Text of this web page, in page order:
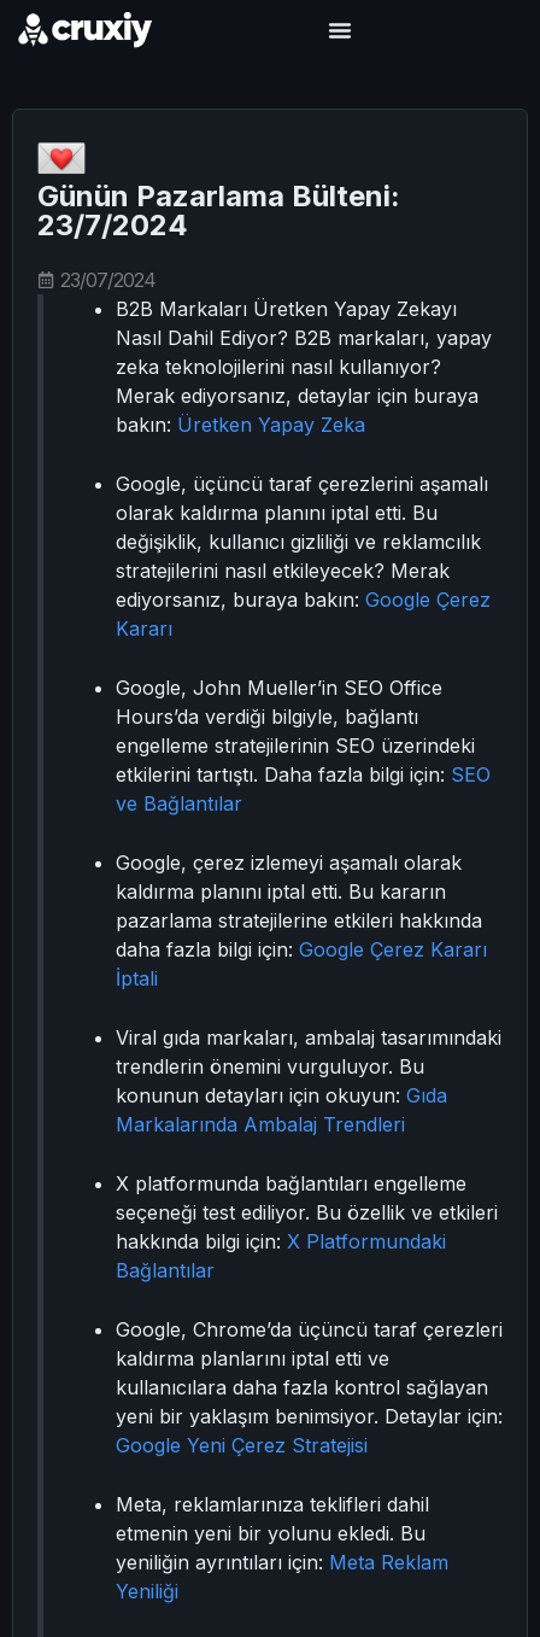
Günün Pazarlama Bülteni:
23/7/2024
23/07/2024
B2B Markaları Üretken Yapay Zekayı
Nasıl Dahil Ediyor? B2B markaları, yapay
zeka teknolojilerini nasıl kullanıyor?
Merak ediyorsanız, detaylar için buraya
bakın: Üretken Yapay Zeka
Google, üçüncü taraf çerezlerini aşamalı
olarak kaldırma planını iptal etti. Bu
değişiklik, kullanıcı gizliliği ve reklamcılık
stratejilerini nasıl etkileyecek? Merak
ediyorsanız, buraya bakın: Google Çerez
Kararı
Google, John Mueller’in SEO Office
Hours’da verdiği bilgiyle, bağlantı
engelleme stratejilerinin SEO üzerindeki
etkilerini tartıştı. Daha fazla bilgi için: SEO
ve Bağlantılar
Google, çerez izlemeyi aşamalı olarak
kaldırma planını iptal etti. Bu kararın
pazarlama stratejilerine etkileri hakkında
daha fazla bilgi için: Google Çerez Kararı
İptali
Viral gıda markaları, ambalaj tasarımındaki
trendlerin önemini vurguluyor. Bu
konunun detayları için okuyun: Gıda
Markalarında Ambalaj Trendleri
X platformunda bağlantıları engelleme
seçeneği test ediliyor. Bu özellik ve etkileri
hakkında bilgi için: X Platformundaki
Bağlantılar
Google, Chrome’da üçüncü taraf çerezleri
kaldırma planlarını iptal etti ve
kullanıcılara daha fazla kontrol sağlayan
yeni bir yaklaşım benimsiyor. Detaylar için:
Google Yeni Çerez Stratejisi
Meta, reklamlarınıza teklifleri dahil
etmenin yeni bir yolunu ekledi. Bu
yeniliğin ayrıntıları için: Meta Reklam
Yeniliği